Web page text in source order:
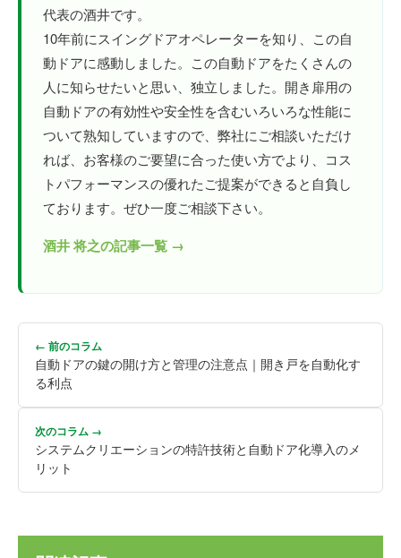
代表の酒井です。
10年前にスイングドアオペレーターを知り、この自
動ドアに感動しました。この自動ドアをたくさんの
人に知らせたいと思い、独立しました。開き扉用の
自動ドアの有効性や安全性を含むいろいろな性能に
ついて熟知していますので、弊社にご相談いただけ
れば、お客様のご要望に合った使い方でより、コス
トパフォーマンスの優れたご提案ができると自負し
ております。ぜひ一度ご相談下さい。
酒井 将之の記事一覧 →
← 前のコラム
自動ドアの鍵の開け方と管理の注意点｜開き戸を自動化す
る利点
次のコラム →
システムクリエーションの特許技術と自動ドア化導入のメ
リット